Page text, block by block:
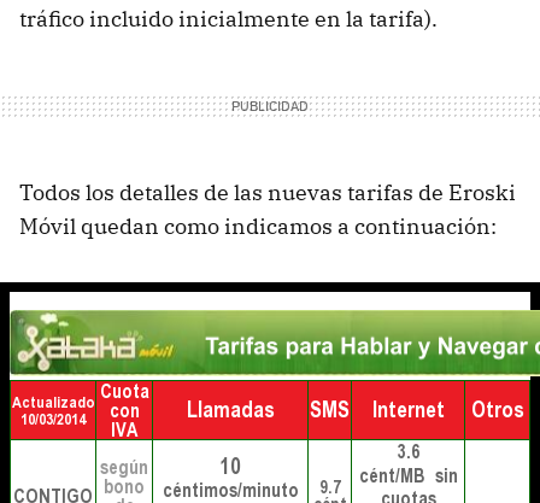
tráfico incluido inicialmente en la tarifa).
Todos los detalles de las nuevas tarifas de Eroski
Móvil quedan como indicamos a continuación: